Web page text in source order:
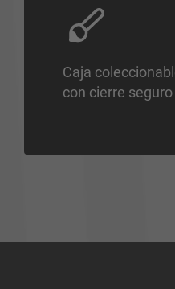
Caja
con cierre seguro